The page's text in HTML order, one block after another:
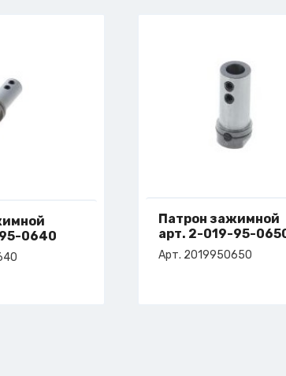
0640
Патрон зажимной
арт. 2-019-95-
Арт. 2019950650